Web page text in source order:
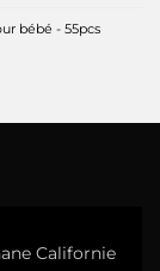
bébé - 55pcs
Californie